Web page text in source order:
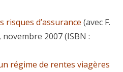
risques d’assurance (avec F.
2007 (ISBN :
régime de rentes viagères